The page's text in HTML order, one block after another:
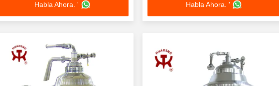
Habla Ahora. '
DHC500 DHY500 DHC550 DHY550
Habla Ahora. '